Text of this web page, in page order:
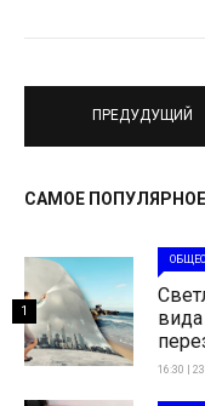
ПРЕДУДУЩИЙ
САМОЕ ПОПУЛЯРНОЕ
16:30 |
1